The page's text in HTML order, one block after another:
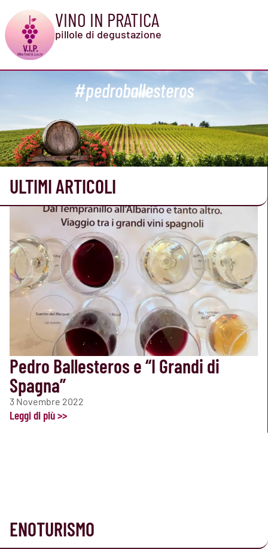
VINO IN PRATICA
pillole di degustazione
#pedroballesteros
ULTIMI ARTICOLI
Pedro Ballesteros e “I Grandi di
Spagna”
3 Novembre 2022
Leggi di più >>
ENOTURISMO